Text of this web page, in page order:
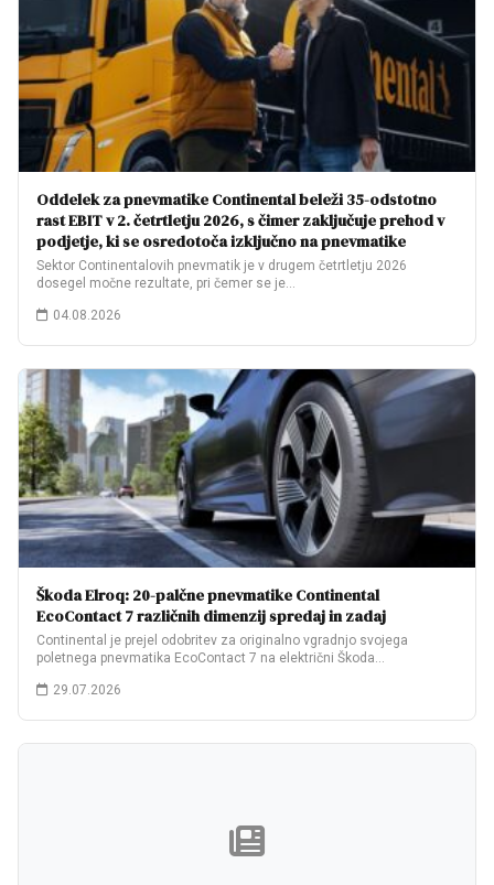
Oddelek za pnevmatike Continental beleži 35-odstotno
rast EBIT v 2. četrtletju 2026, s čimer zaključuje prehod v
podjetje, ki se osredotoča izključno na pnevmatike
Sektor Continentalovih pnevmatik je v drugem četrtletju 2026
dosegel močne rezultate, pri čemer se je…
04.08.2026
Škoda Elroq: 20-palčne pnevmatike Continental
EcoContact 7 različnih dimenzij spredaj in zadaj
Continental je prejel odobritev za originalno vgradnjo svojega
poletnega pnevmatika EcoContact 7 na električni Škoda…
29.07.2026